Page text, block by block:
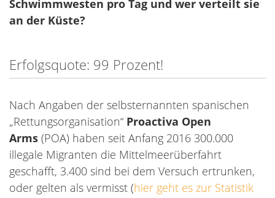
Schwimmwesten pro Tag und wer verteilt sie
an der Küste?
Erfolgsquote: 99 Prozent!
Nach Angaben der selbsternannten spanischen
„Rettungsorganisation“ Proactiva Open
Arms (POA) haben seit Anfang 2016 300.000
illegale Migranten die Mittelmeerüberfahrt
geschafft, 3.400 sind bei dem Versuch ertrunken,
oder gelten als vermisst (hier geht es zur Statistik